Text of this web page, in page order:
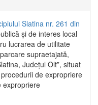
Slatina nr. 261 din
și de interes local
lucrarea de utilitate
supraetajată,
Județul Olt”, situat
de expropriere
expropriere